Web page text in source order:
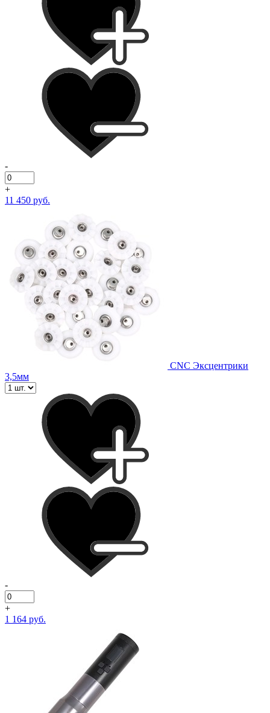
-
+
11 450 руб.
CNC Эксцентрики
3,5мм
-
+
1 164 руб.